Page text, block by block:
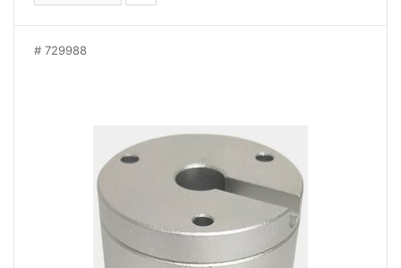
729988